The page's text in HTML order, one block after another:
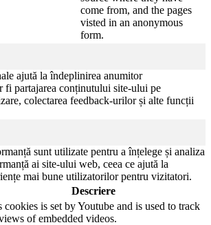
come from, and the pages
visted in an anonymous
form.
ajută la îndeplinirea anumitor
fi partajarea conținutului site-ului pe
colectarea feedback-urilor și alte funcții
sunt utilizate pentru a înțelege și analiza
ai site-ului web, ceea ce ajută la
mai bune utilizatorilor pentru vizitatori.
Descriere
cookies is set by Youtube and is used to track
of embedded videos.